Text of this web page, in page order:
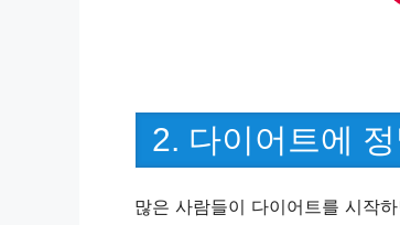
2. 다이어트에
많은 사람들이 다이어트를 시작